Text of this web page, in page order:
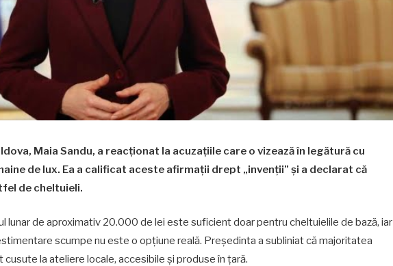
Maia Sandu, a reacționat la acuzațiile care o vizează în legătură cu
de lux. Ea a calificat aceste afirmații drept „invenții” și a declarat că
de cheltuieli.
lunar de aproximativ 20.000 de lei este suficient doar pentru cheltuielile de bază, iar
scumpe nu este o opțiune reală. Președinta a subliniat că majoritatea
cusute la ateliere locale, accesibile și produse în țară.